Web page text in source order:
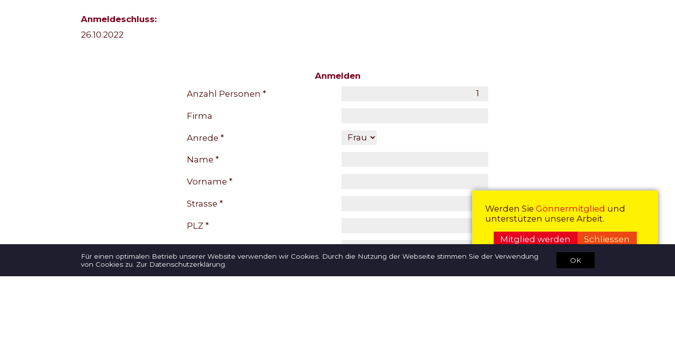
Anmeldeschluss:
26.10.2022
Anmelden
Anzahl Personen *
Firma
Anrede *
Name *
Vorname *
Strasse *
PLZ *
Ort *
Land *
Werden Sie Gönnermitglied und
unterstützen unsere Arbeit.
Mitglied werden Schliessen
Für einen optimalen Betrieb unserer Website verwenden wir Cookies. Durch die Nutzung der Webseite stimmen Sie der Verwendung
von Cookies zu. Zur Datenschutzerklärung OK